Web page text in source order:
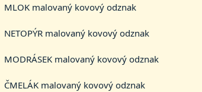
MLOK malovaný kovový odznak
NETOPÝR malovaný kovový odznak
MODRÁSEK malovaný kovový odznak
ČMELÁK malovaný kovový odznak